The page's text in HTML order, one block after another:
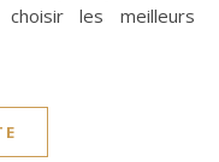
les meilleurs